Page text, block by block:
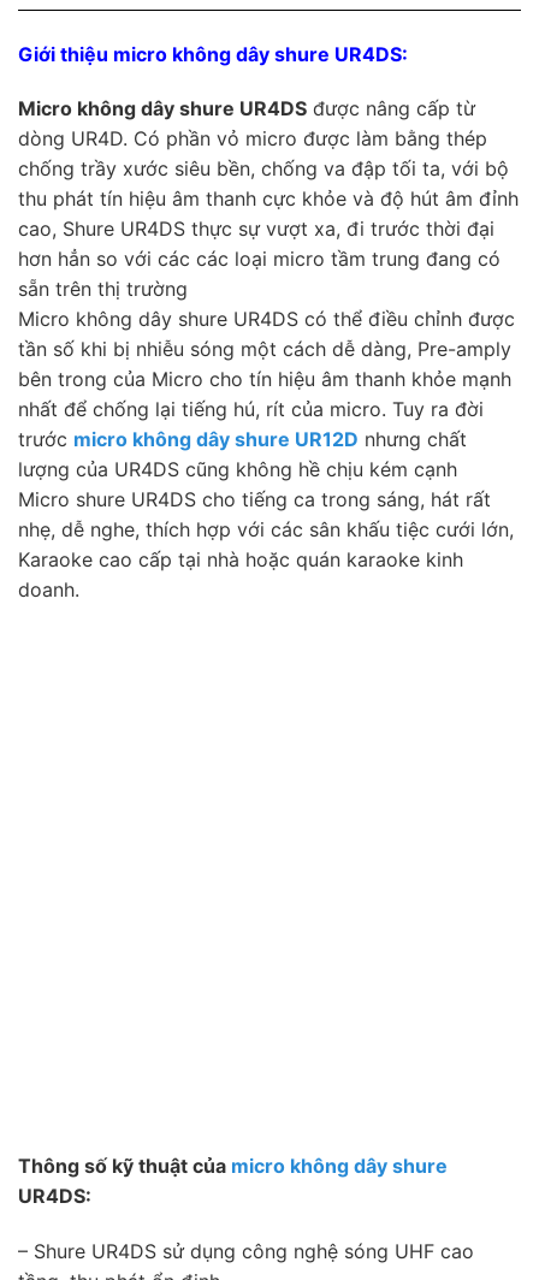
Giới thiệu micro không dây shure UR4DS:
Micro không dây shure UR4DS được nâng cấp từ
dòng UR4D. Có phần vỏ micro được làm bằng thép
chống trầy xước siêu bền, chống va đập tối ta, với bộ
thu phát tín hiệu âm thanh cực khỏe và độ hút âm đỉnh
cao, Shure UR4DS thực sự vượt xa, đi trước thời đại
hơn hẳn so với các các loại micro tầm trung đang có
sẵn trên thị trường
Micro không dây shure UR4DS có thể điều chỉnh được
tần số khi bị nhiễu sóng một cách dễ dàng, Pre-amply
bên trong của Micro cho tín hiệu âm thanh khỏe mạnh
nhất để chống lại tiếng hú, rít của micro. Tuy ra đời
trước micro không dây shure UR12D nhưng chất
lượng của UR4DS cũng không hề chịu kém cạnh
Micro shure UR4DS cho tiếng ca trong sáng, hát rất
nhẹ, dễ nghe, thích hợp với các sân khấu tiệc cưới lớn,
Karaoke cao cấp tại nhà hoặc quán karaoke kinh
doanh.
Thông số kỹ thuật của micro không dây shure
UR4DS:
– Shure UR4DS sử dụng công nghệ sóng UHF cao